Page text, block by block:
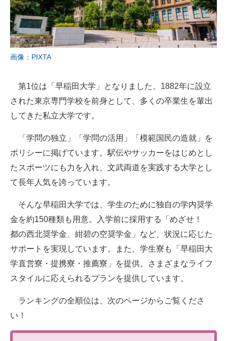
画像：PIXTA
第1位は「早稲田大学」となりました。1882年に設立
された東京専門学校を前身として、多くの卒業生を輩出
してきた私立大学です。
「学問の独立」「学問の活用」「模範国民の造就」を
ポリシーに掲げています。駅伝やサッカーをはじめとし
たスポーツにも力を入れ、文武両道を実践する大学とし
て長年人気を誇っています。
そんな早稲田大学では、学生のために独自の学内奨学
金を約150種類も用意。入学前に採用する「めざせ！
都の西北奨学金、紺碧の空奨学金」など、状況に応じた
サポートを実現しています。また、学生寮も「早稲田大
学直営寮・提携寮・推薦寮」を提供。さまざまなライフ
スタイルに応えられるプランを提供しています。
ランキングの全順位は、次のページからご覧くださ
い！